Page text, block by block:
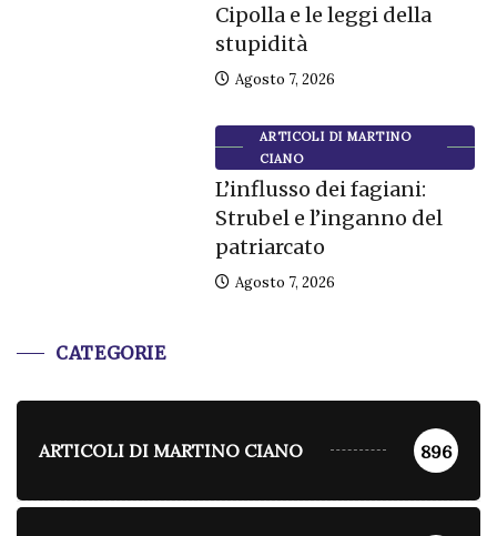
Cipolla e le leggi della
stupidità
Agosto 7, 2026
ARTICOLI DI MARTINO
CIANO
L’influsso dei fagiani:
Strubel e l’inganno del
patriarcato
Agosto 7, 2026
CATEGORIE
ARTICOLI DI MARTINO CIANO 896